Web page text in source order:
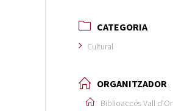
CATEGORIA
Cultural
ORGANITZADOR
Biblioaccés Vall d’Or